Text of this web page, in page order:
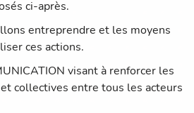
ci-après.
entreprendre et les moyens
ces actions.
visant à renforcer les
collectives entre tous les acteurs